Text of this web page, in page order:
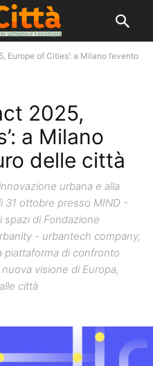
Europe of Cities’: a Milano l’evento
2025,
a Milano
delle città
urbana e alla
31 ottobre presso MIND -
di Fondazione
- urbantech company,
piattaforma di confronto
visione di Europa,
città